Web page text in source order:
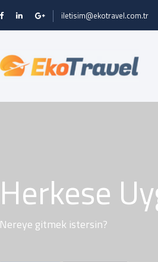
iletisim@ekotravel.com.tr
Herkese
Nereye gitmek istersin?